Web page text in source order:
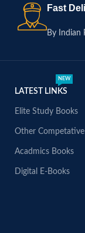
Fast
By Indian
LATEST LINKS
NEW
Elite Study Books
Other
Acadmics Books
Digital E-Books